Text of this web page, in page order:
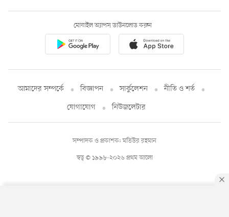
মোবাইল অ্যাপস ডাউনলোড করুন
আমাদের সম্পর্কে বিজ্ঞাপন সার্কুলেশন
নীতি ও শর্ত
যোগাযোগ
নিউজলেটার
স্বত্ব © ১৯৯৮-২০২৬ প্রথম আলো
সম্পাদক ও প্রকাশক: মতিউর রহমান